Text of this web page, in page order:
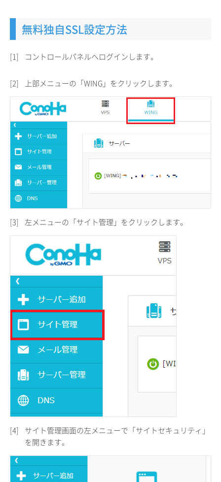
無料独自SSL設定方法
[1] コントロールパネルへログインします。
[2] 上部メニューの「WING」をクリックします。
[3] 左メニューの「サイト管理」をクリックします。
[4]
サイト管理画面の左メニューで「サイトセキュリティ」
を開きます。